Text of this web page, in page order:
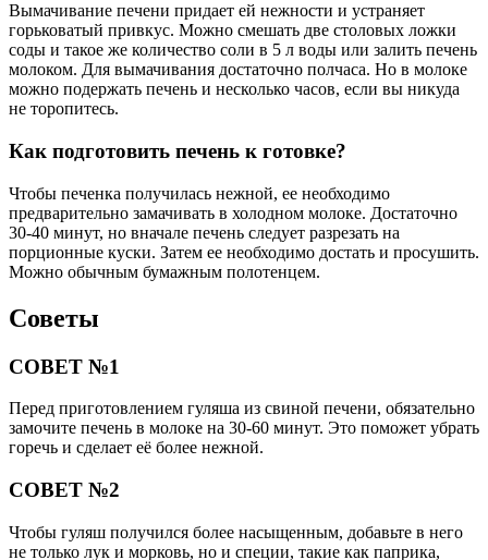
Вымачивание печени придает ей нежности и устраняет
горьковатый привкус. Можно смешать две столовых ложки
соды и такое же количество соли в 5 л воды или залить печень
молоком. Для вымачивания достаточно полчаса. Но в молоке
можно подержать печень и несколько часов, если вы никуда
не торопитесь.
Как подготовить печень к готовке?
Чтобы печенка получилась нежной, ее необходимо
предварительно замачивать в холодном молоке. Достаточно
30-40 минут, но вначале печень следует разрезать на
порционные куски. Затем ее необходимо достать и просушить.
Можно обычным бумажным полотенцем.
Советы
СОВЕТ №1
Перед приготовлением гуляша из свиной печени, обязательно
замочите печень в молоке на 30-60 минут. Это поможет убрать
горечь и сделает её более нежной.
СОВЕТ №2
Чтобы гуляш получился более насыщенным, добавьте в него
не только лук и морковь, но и специи, такие как паприка,